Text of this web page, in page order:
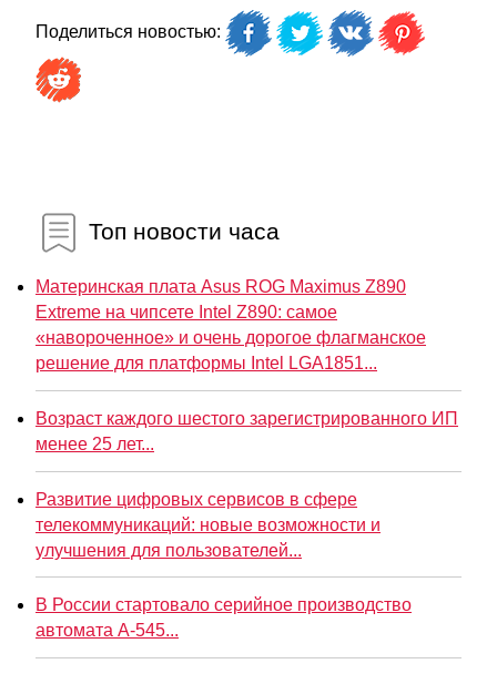
Поделиться новостью:
Топ новости часа
Материнская плата Asus ROG Maximus Z890
Extreme на чипсете Intel Z890: самое
«навороченное» и очень дорогое флагманское
решение для платформы Intel LGA1851...
Возраст каждого шестого зарегистрированного ИП
менее 25 лет...
Развитие цифровых сервисов в сфере
телекоммуникаций: новые возможности и
улучшения для пользователей...
В России стартовало серийное производство
автомата А-545...